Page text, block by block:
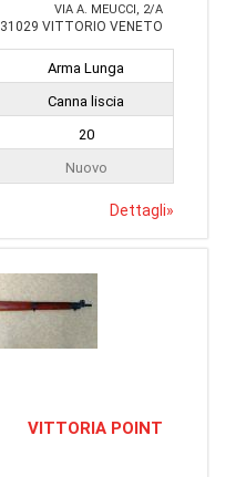
VIA A. MEUCCI, 2/A
31029 VITTORIO VENETO
Arma Lunga
Canna liscia
20
Nuovo
Dettagli»
VITTORIA POINT